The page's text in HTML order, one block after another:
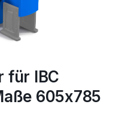
für IBC
605x785